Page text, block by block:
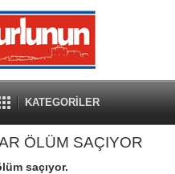
KATEGORİLER
ÖLÜM SAÇIYOR
saçıyor.